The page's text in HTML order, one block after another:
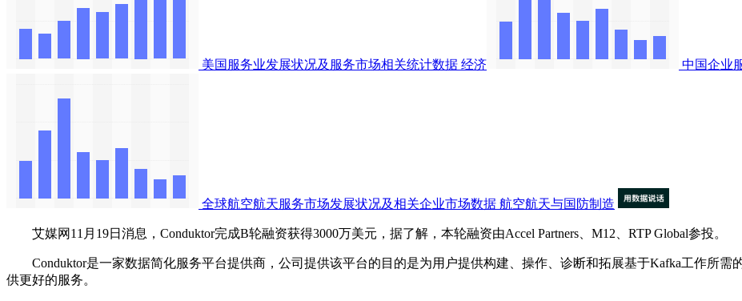
美国服务业发展状况及服务市场相关统计数据 经济 中国企业
全球航空航天服务市场发展状况及相关企业市场数据 航空航天与国防制造
艾媒网11月19日消息，Conduktor完成B轮融资获得3000万美元，据了解，本轮融资由Accel Partners、M12、RTP Global参投。
Conduktor是一家数据简化服务平台提供商，公司提供该平台的目的是为用户提供构建、操作、诊断和拓展基于Kafka工作所需
供更好的服务。